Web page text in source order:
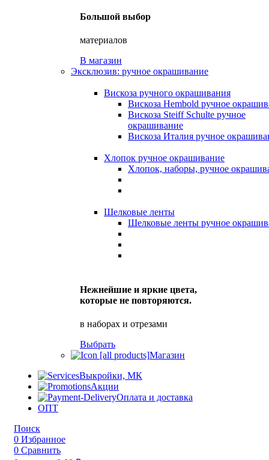
Большой выбор
материалов
В магазин
Эксклюзив: ручное окрашивание
Вискоза ручного окрашивания
Вискоза Hembold ручное
Вискоза Steiff Schulte ручное
окрашивание
Вискоза Италия ручное
Хлопок ручное окрашивание
Хлопок, наборы, ручное
Шелковые ленты
Шелковые ленты ручное
Нежнейшие и яркие цвета,
которые не повторяются.
в наборах и отрезами
Выбрать
Магазин
Выкройки, МК
Акции
Оплата и доставка
ОПТ
Поиск
0 Избранное
0 Сравнить